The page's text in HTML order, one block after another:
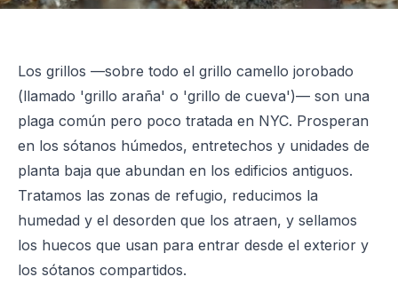
Los grillos —sobre todo el grillo camello jorobado
(llamado 'grillo araña' o 'grillo de cueva')— son una
plaga común pero poco tratada en NYC. Prosperan
en los sótanos húmedos, entretechos y unidades de
planta baja que abundan en los edificios antiguos.
Tratamos las zonas de refugio, reducimos la
humedad y el desorden que los atraen, y sellamos
los huecos que usan para entrar desde el exterior y
los sótanos compartidos.